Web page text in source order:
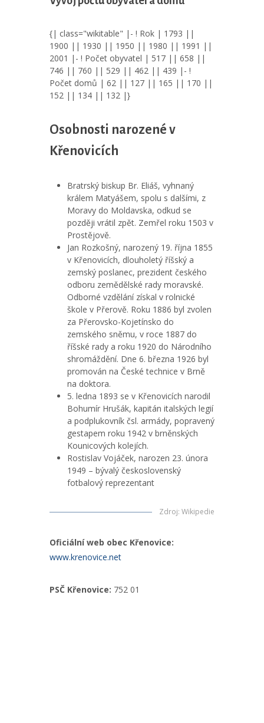
{| class="wikitable" |- ! Rok | 1793 ||
1900 || 1930 || 1950 || 1980 || 1991 ||
2001 |- ! Počet obyvatel | 517 || 658 ||
746 || 760 || 529 || 462 || 439 |- !
Počet domů | 62 || 127 || 165 || 170 ||
152 || 134 || 132 |}
Osobnosti narozené v
Křenovicích
Bratrský biskup Br. Eliáš, vyhnaný
králem Matyášem, spolu s dalšími, z
Moravy do Moldavska, odkud se
později vrátil zpět. Zemřel roku 1503 v
Prostějově.
Jan Rozkošný, narozený 19. října 1855
v Křenovicích, dlouholetý říšský a
zemský poslanec, prezident českého
odboru zemědělské rady moravské.
Odborné vzdělání získal v rolnické
škole v Přerově. Roku 1886 byl zvolen
za Přerovsko-Kojetínsko do
zemského sněmu, v roce 1887 do
říšské rady a roku 1920 do Národního
shromáždění. Dne 6. března 1926 byl
promován na České technice v Brně
na doktora.
5. ledna 1893 se v Křenovicích narodil
Bohumír Hrušák, kapitán italských legií
a podplukovník čsl. armády, popravený
gestapem roku 1942 v brněnských
Kounicových kolejích.
Rostislav Vojáček, narozen 23. února
1949 – bývalý československý
fotbalový reprezentant
Zdroj: Wikipedie
Oficiální web obec Křenovice:
www.krenovice.net
PSČ Křenovice: 752 01